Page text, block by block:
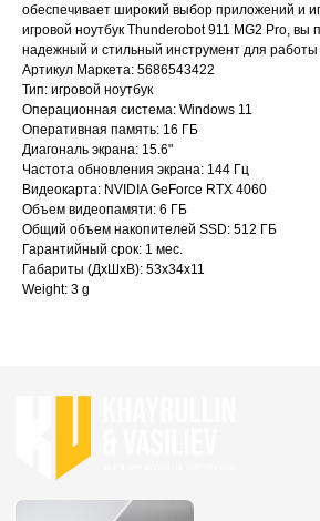
обеспечивает широкий выбор приложений и
игровой ноутбук Thunderobot 911 MG2 Pro,
надежный и стильный инструмент для работы
Артикул Маркета: 5686543422
Тип: игровой ноутбук
Операционная система: Windows 11
Оперативная память: 16 ГБ
Диагональ экрана: 15.6"
Частота обновления экрана: 144 Гц
Видеокарта: NVIDIA GeForce RTX 4060
Объем видеопамяти: 6 ГБ
Общий объем накопителей SSD: 512 ГБ
Гарантийный срок: 1 мес.
Габариты (ДхШхВ): 53x34x11
Weight: 3 g
ИП Хайруллин Ильдар Тагирович
ОГРНИП 324774600152309
Главная
Акции
Контакты
Преимущества
Отзывы
Каталог
Ноутбуки бу
Игровые ноутбуки
Ноутбуки для
Ноутбуки для